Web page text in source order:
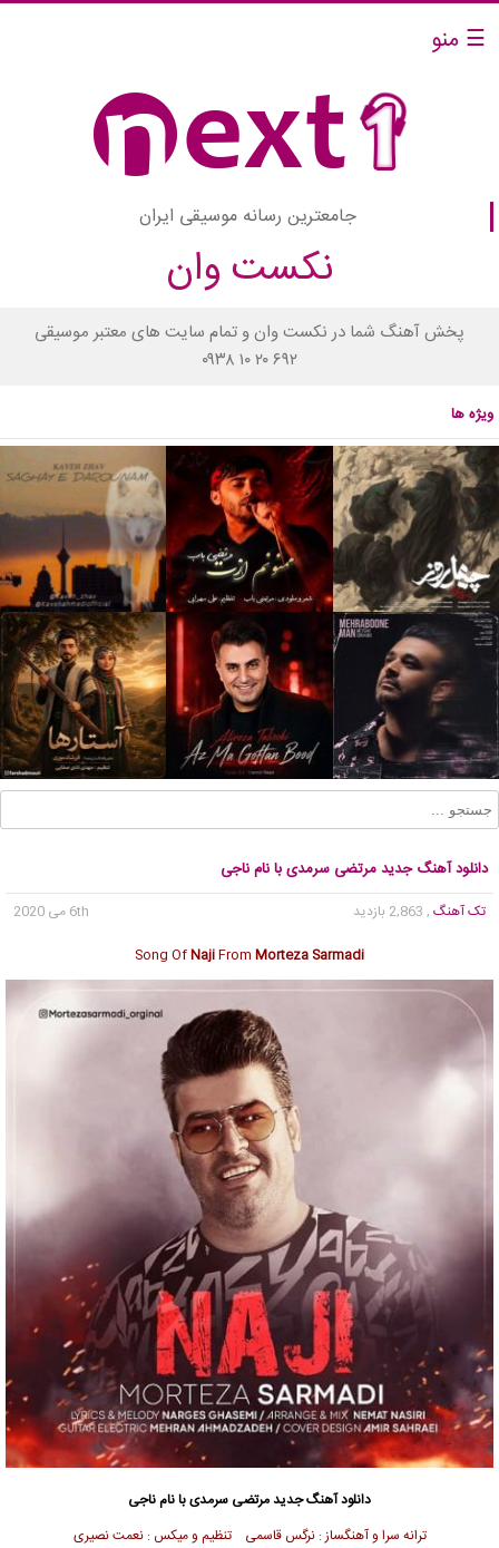
☰ منو
جامعترین رسانه موسیقی ایران
نکست وان
پخش آهنگ شما در نکست وان و تمام سایت های معتبر موسیقی
۰۹۳۸ ۱۰ ۲۰ ۶۹۲
ویژه ها
دانلود آهنگ جدید مرتضی سرمدی با نام ناجی
تک آهنگ , 2,863 بازدید
6th می 2020
Song OfNajiFrom Morteza Sarmadi
دانلود آهنگ جدیدمرتضی سرمدیبا نام ناجی
ترانه سرا و آهنگساز : نرگس قاسمی تنظیم و میکس : نعمت نصیری